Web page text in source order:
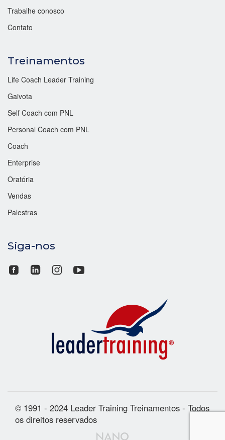
Trabalhe conosco
Contato
Treinamentos
Life Coach Leader Training
Gaivota
Self Coach com PNL
Personal Coach com PNL
Coach
Enterprise
Oratória
Vendas
Palestras
Siga-nos
© 1991 - 2024 Leader Training Treinamentos - Todos
os direitos reservados